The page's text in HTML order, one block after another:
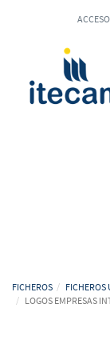
FICHEROS FICHEROS
LOGOS EMPRESAS